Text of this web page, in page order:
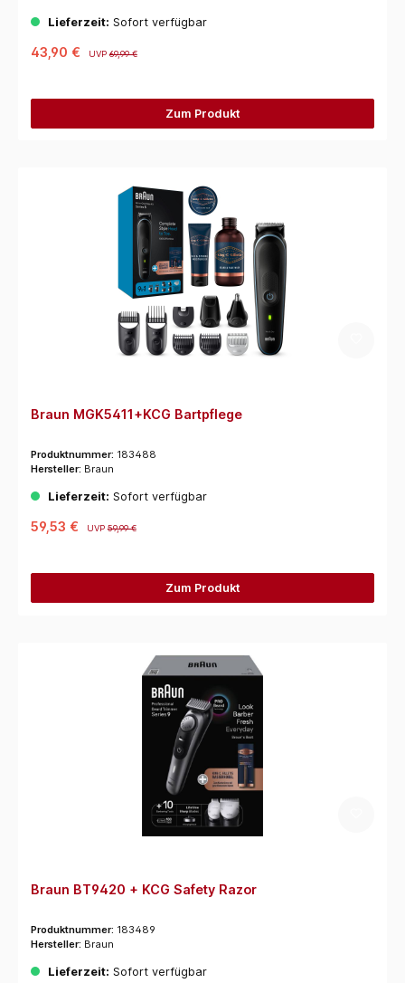
Lieferzeit: Sofort verfügbar
43,90 € UVP69,99 €
Zum Produkt
Braun MGK5411+KCG Bartpflege
Produktnummer: 183488
Hersteller: Braun
Lieferzeit: Sofort verfügbar
59,53 € UVP59,99 €
Zum Produkt
Braun BT9420 + KCG Safety Razor
Produktnummer: 183489
Hersteller: Braun
Lieferzeit: Sofort verfügbar